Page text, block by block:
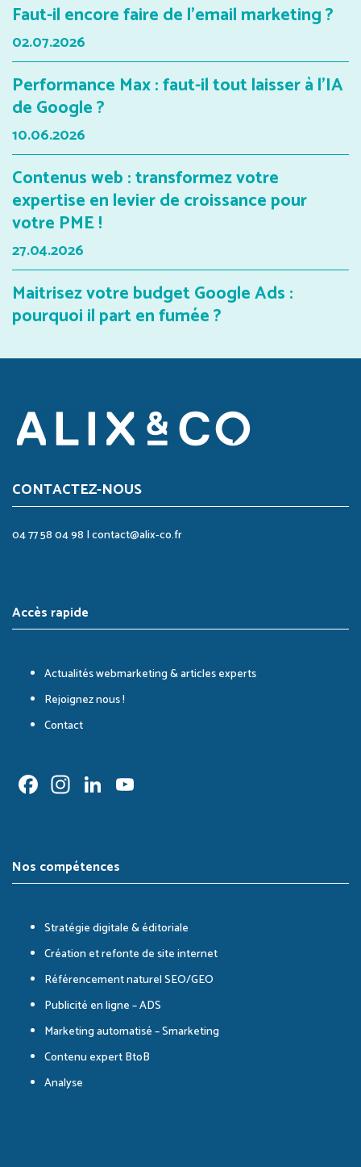
Faut-il encore faire de l'email marketing ?
02.07.2026
Performance Max : faut-il tout laisser à l'IA
de Google ?
10.06.2026
Contenus web : transformez votre
expertise en levier de croissance pour
votre PME !
27.04.2026
Maitrisez votre budget Google Ads :
pourquoi il part en fumée ?
CONTACTEZ-NOUS
04 77 58 04 98 |contact@alix-co.fr
Accès rapide
Actualités webmarketing & articles experts
Rejoignez nous !
Contact
Facebook
Instagram
LinkedIn
Nos compétences
Stratégie digitale & éditoriale
Création et refonte de site internet
Référencement naturel SEO/GEO
Publicité en ligne – ADS
Marketing automatisé – Smarketing
Contenu expert BtoB
Analyse